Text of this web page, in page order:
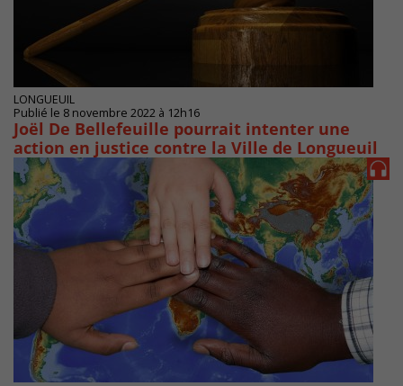
LONGUEUIL
Publié le 8 novembre 2022 à 12h16
Joël De Bellefeuille pourrait intenter une
action en justice contre la Ville de Longueuil